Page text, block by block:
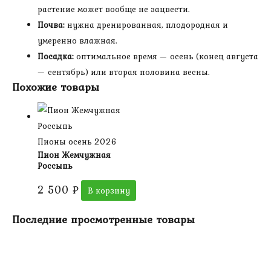
растение может вообще не зацвести.
Почва: нужна дренированная, плодородная и
умеренно влажная.
Посадка: оптимальное время — осень (конец августа
— сентябрь) или вторая половина весны.
Похожие товары
Пионы осень 2026
Пион Жемчужная
Россыпь
2 500 ₽ В корзину
Последние просмотренные товары